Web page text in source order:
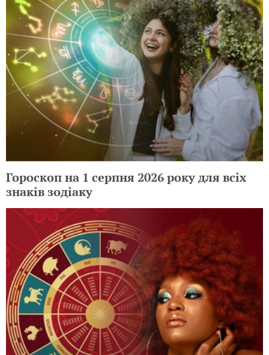
Гороскоп на 1 серпня 2026 року для всіх
знаків зодіаку